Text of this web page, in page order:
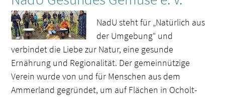
NadU steht für „Natürlich aus
der Umgebung“ und
verbindet die Liebe zur Natur, eine gesunde
Ernährung und Regionalität. Der gemeinnützige
Verein wurde von und für Menschen aus dem
Ammerland gegründet, um auf Flächen in Ocholt-